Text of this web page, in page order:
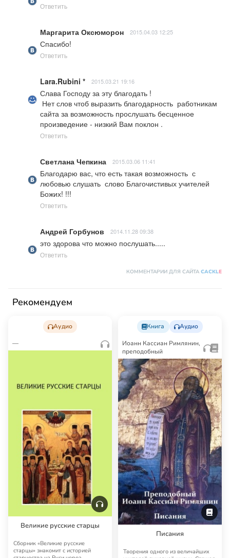
Ответить
Маргарита Оксюморон 2015.04.03 12:25
Спасибо!
Ответить
Lara.Rubini * 2015.03.21 19:16
Слава Господу за эту благодать !
сайта за возможность прослушать бесценное
произведение - низкий Вам поклон .
Ответить
Светлана Чепкина 2015.03.06 11:41
Благодарю вас, что есть такая возможность  с
любовью слушать  слово Благочистивых учителей
Божих! !!!
Ответить
Андрей Горбунов 2014.11.28 09:38
это здорова что можно послушать.....
Ответить
КОММЕНТАРИИ ДЛЯ САЙТА CACKLE
Рекомендуем
Аудио
—
Великие русские старцы
Сборник «Великие русские
старцы» знакомит с историей
Книга Аудио
Иоанн Кассиан Римлянин,
преподобный
Писания
Творения одного из величайших